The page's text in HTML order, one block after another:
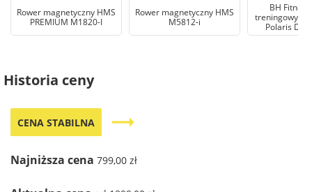
Rower magnetyczny HMS
PREMIUM M1820-I
Rower magnetyczny HMS
M5812-i
BH
treningowy
Polaris
Historia ceny
CENA STABILNA trending_flat
Najniższa cena 799,00 zł